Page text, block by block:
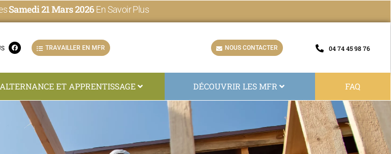
Samedi 21 Mars 2026En Savoir Plus
TRAVAILLER EN MFR NOUS CONTACTER 04 74 45 98 76
ALTERNANCE ET APPRENTISSAGE DÉCOUVRIR LES MFR FAQ